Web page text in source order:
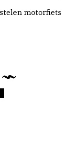
motorfiets